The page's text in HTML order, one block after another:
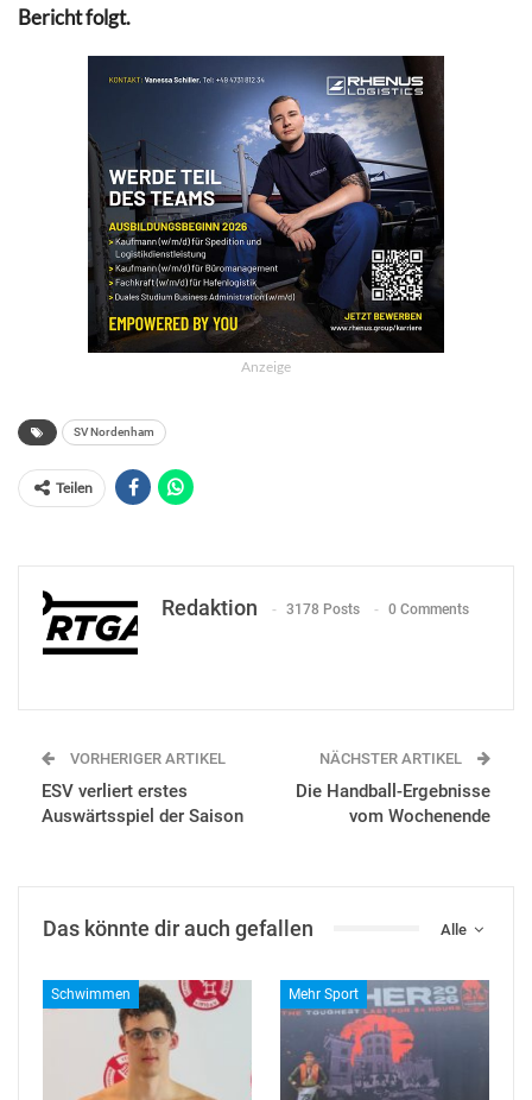
Bericht folgt.
Anzeige
SV Nordenham
Teilen
Redaktion 3178 Posts 0 Comments
VORHERIGER ARTIKEL
ESV verliert erstes
Auswärtsspiel der Saison
NÄCHSTER ARTIKEL
Die Handball-Ergebnisse
vom Wochenende
Alle
Das könnte dir auch gefallen
Schwimmen Mehr Sport